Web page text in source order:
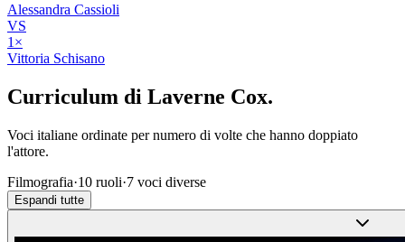
Alessandra Cassioli
VS
1 ×
Vittoria Schisano
Curriculum di Laverne Cox.
Voci italiane ordinate per numero di volte che hanno doppiato
l'attore.
Filmografia·10 ruoli·7 voci diverse
Espandi tutte